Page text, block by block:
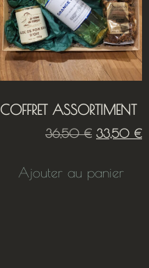
COFFRET ASSORTIMENT
36,50€ 33,50 €
Ajouter au panier